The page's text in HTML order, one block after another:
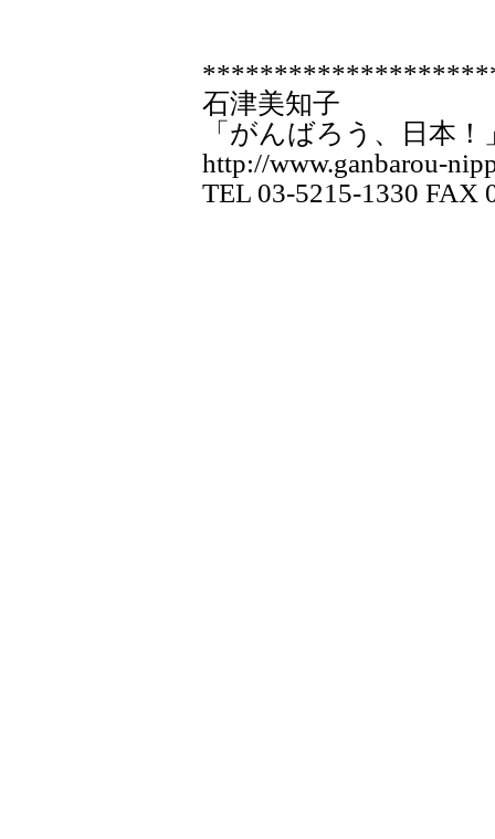
石津美知子
「がんばろう、日本
http://www.ganbarou-
TEL 03-5215-1330 FAX